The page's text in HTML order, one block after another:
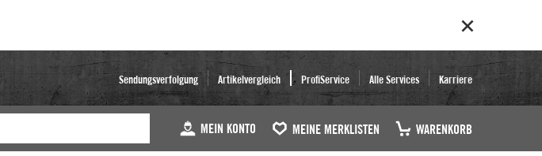
Sendungsverfolgung Artikelvergleich ProfiService Alle Services Karriere
MEIN KONTO MEINE MERKLISTEN WARENKORB